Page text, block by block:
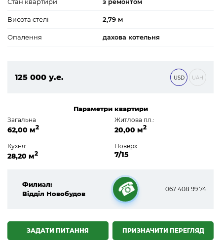
Стан квартири з ремонтом
Висота стелі 2,79 м
Опалення дахова котельня
125 000 у.е.
USD UAH
Параметри квартири
Загальна
62,00 м2
Житлова пл.:
20,00 м2
Кухня:
28,20 м2
Поверх
7/15
Филиал:
Відділ Новобудов
☎
067 408 99 74
ПРИЗНАЧИТИ ПЕРЕГЛЯД
ЗАДАТИ ПИТАННЯ